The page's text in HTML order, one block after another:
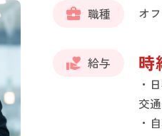
職種 オ
給与 時
・
交
・